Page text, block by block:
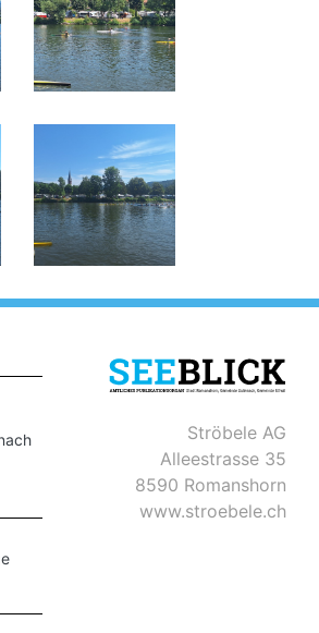
Ströbele AG
Alleestrasse 35
8590 Romanshorn
www.stroebele.ch